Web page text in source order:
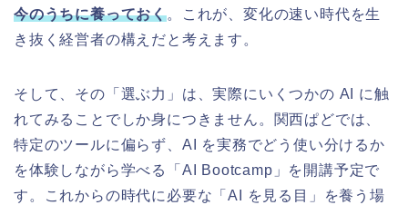
今のうちに養っておく。これが、変化の速い時代を生
き抜く経営者の構えだと考えます。
そして、その「選ぶ力」は、実際にいくつかの AI に触
れてみることでしか身につきません。関西ぱどでは、
特定のツールに偏らず、AI を実務でどう使い分けるか
を体験しながら学べる「AI Bootcamp」を開講予定で
す。これからの時代に必要な「AI を見る目」を養う場